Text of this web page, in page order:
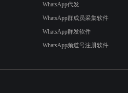
WhatsApp代发
WhatsApp群成员采集软件
WhatsApp群发软件
WhatsApp频道号注册软件